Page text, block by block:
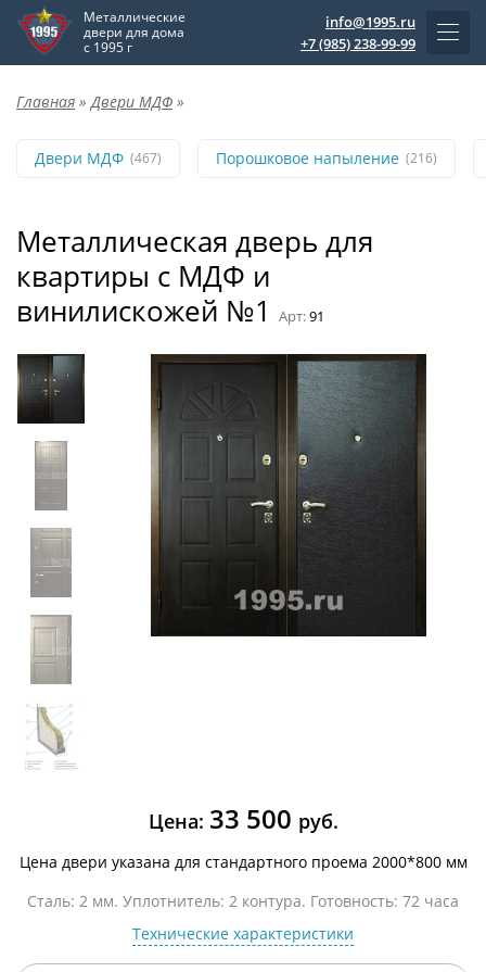
Металлические
двери для дома
с 1995 г
info@1995.ru
+7 (985) 238-99-99
Главная » Двери МДФ »
Двери МДФ (467) Порошковое напыление (216)
Металлическая дверь для
квартиры с МДФ и
винилискожей №1
Арт:91
Цена: 33 500 руб.
Цена двери указана для стандартного проема 2000*800 мм
Сталь: 2 мм. Уплотнитель: 2 контура. Готовность: 72 часа
Технические характеристики